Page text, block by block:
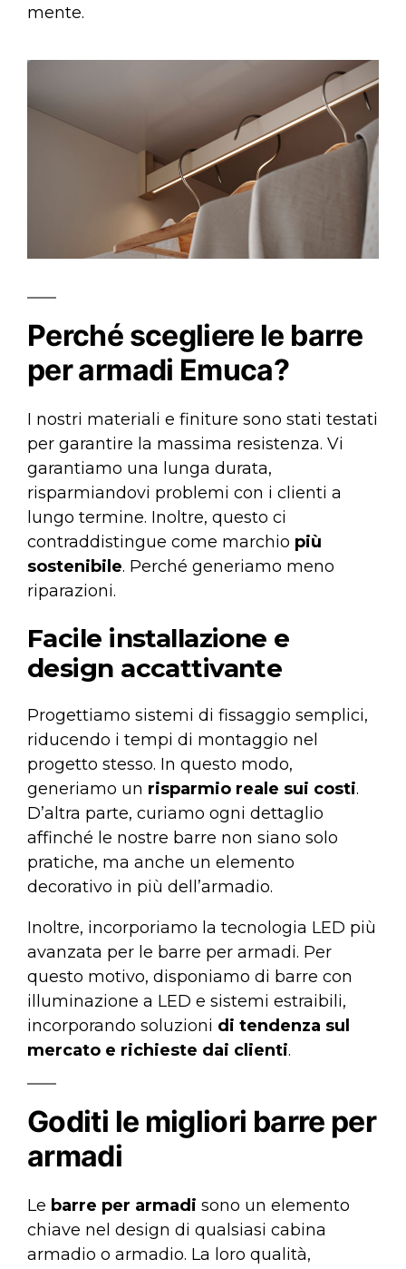
mente.
Perché scegliere le barre
per armadi Emuca?
I nostri materiali e finiture sono stati testati
per garantire la massima resistenza. Vi
garantiamo una lunga durata,
risparmiandovi problemi con i clienti a
lungo termine. Inoltre, questo ci
contraddistingue come marchio più
sostenibile. Perché generiamo meno
riparazioni.
Facile installazione e
design accattivante
Progettiamo sistemi di fissaggio semplici,
riducendo i tempi di montaggio nel
progetto stesso. In questo modo,
generiamo un risparmio reale sui costi.
D’altra parte, curiamo ogni dettaglio
affinché le nostre barre non siano solo
pratiche, ma anche un elemento
decorativo in più dell’armadio.
Inoltre, incorporiamo la tecnologia LED più
avanzata per le barre per armadi. Per
questo motivo, disponiamo di barre con
illuminazione a LED e sistemi estraibili,
incorporando soluzioni di tendenza sul
mercato e richieste dai clienti.
Goditi le migliori barre per
armadi
Le barre per armadi sono un elemento
chiave nel design di qualsiasi cabina
armadio o armadio. La loro qualità,